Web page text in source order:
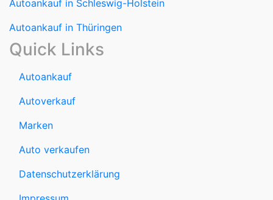
Quick Links
Autoankauf
Autoverkauf
Marken
Auto verkaufen
Datenschutzerklärung
Impressum